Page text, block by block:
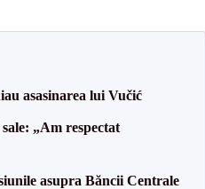
asasinarea lui Vučić
„Am respectat
asupra Băncii Centrale